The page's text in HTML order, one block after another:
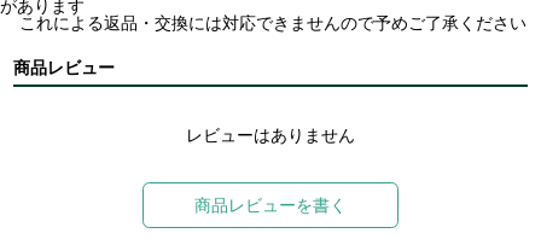
があります
これによる返品・交換には対応できませんので予めご了承ください
商品レビュー
レビューはありません
商品レビューを書く